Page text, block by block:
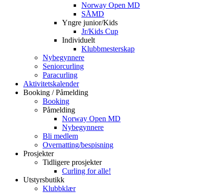
Norway Open MD
SÅMD
Yngre junior/Kids
Jr/Kids Cup
Individuelt
Klubbmesterskap
Nybegynnere
Seniorcurling
Paracurling
Aktivitetskalender
Booking / Påmelding
Booking
Påmelding
Norway Open MD
Nybegynnere
Bli medlem
Overnatting/bespisning
Prosjekter
Tidligere prosjekter
Curling for alle!
Utstyrsbutikk
Klubbklær